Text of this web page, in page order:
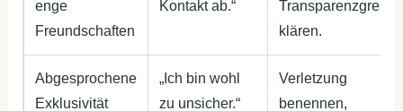
enge
Freundschaften
Kontakt ab.“
klären.
Abgesprochene
Exklusivität
„Ich bin wohl
zu unsicher.“
Verletzung
benennen,